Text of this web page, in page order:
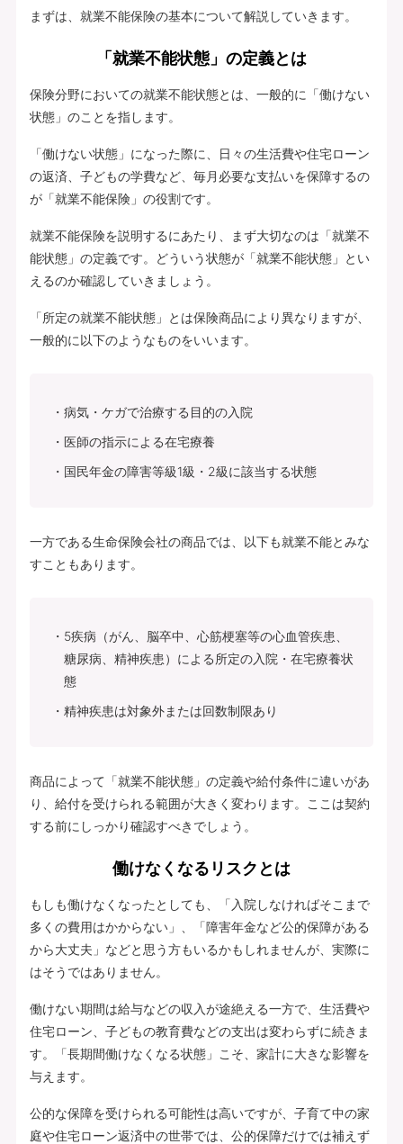
まずは、就業不能保険の基本について解説していきます。
「就業不能状態」の定義とは
保険分野においての就業不能状態とは、一般的に「働けない
状態」のことを指します。
「働けない状態」になった際に、日々の生活費や住宅ローン
の返済、子どもの学費など、毎月必要な支払いを保障するの
が「就業不能保険」の役割です。
就業不能保険を説明するにあたり、まず大切なのは「就業不
能状態」の定義です。どういう状態が「就業不能状態」とい
えるのか確認していきましょう。
「所定の就業不能状態」とは保険商品により異なりますが、
一般的に以下のようなものをいいます。
病気・ケガで治療する目的の入院
医師の指示による在宅療養
国民年金の障害等級1級・2級に該当する状態
一方である生命保険会社の商品では、以下も就業不能とみな
すこともあります。
5疾病（がん、脳卒中、心筋梗塞等の心血管疾患、
糖尿病、精神疾患）による所定の入院・在宅療養状
態
精神疾患は対象外または回数制限あり
商品によって「就業不能状態」の定義や給付条件に違いがあ
り、給付を受けられる範囲が大きく変わります。ここは契約
する前にしっかり確認すべきでしょう。
働けなくなるリスクとは
もしも働けなくなったとしても、「入院しなければそこまで
多くの費用はかからない」、「障害年金など公的保障がある
から大丈夫」などと思う方もいるかもしれませんが、実際に
はそうではありません。
働けない期間は給与などの収入が途絶える一方で、生活費や
住宅ローン、子どもの教育費などの支出は変わらずに続きま
す。「長期間働けなくなる状態」こそ、家計に大きな影響を
与えます。
公的な保障を受けられる可能性は高いですが、子育て中の家
庭や住宅ローン返済中の世帯では、公的保障だけでは補えず